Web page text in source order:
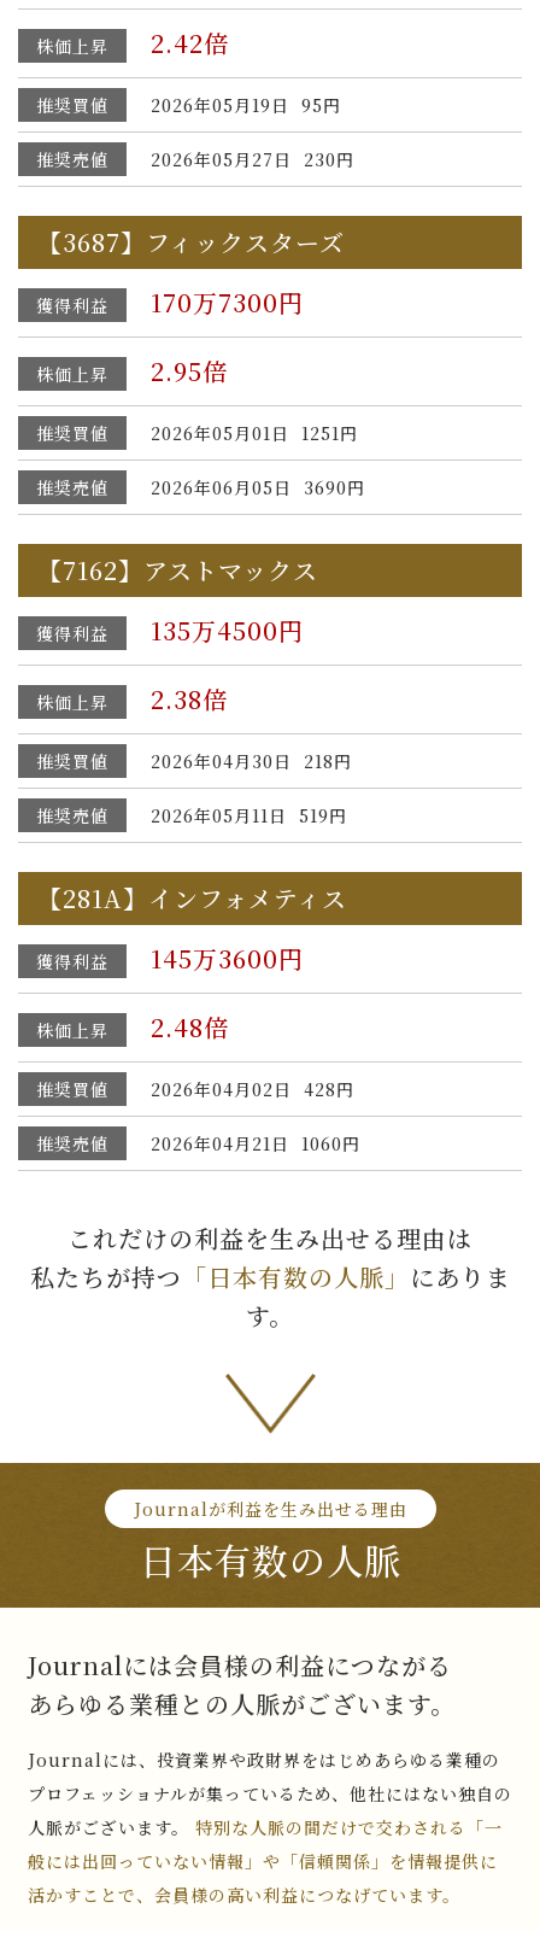
株価上昇 2.42倍
推奨買値 2026年05月19日 95円
推奨売値 2026年05月27日 230円
【3687】フィックスターズ
獲得利益 170万7300円
株価上昇 2.95倍
推奨買値 2026年05月01日 1251円
推奨売値 2026年06月05日 3690円
【7162】アストマックス
獲得利益 135万4500円
株価上昇 2.38倍
推奨買値 2026年04月30日 218円
推奨売値 2026年05月11日 519円
【281A】インフォメティス
獲得利益 145万3600円
株価上昇 2.48倍
推奨買値 2026年04月02日 428円
推奨売値 2026年04月21日 1060円
これだけの利益を生み出せる理由は
私たちが持つ 「日本有数の人脈」 にありま
す。
Journalが利益を生み出せる理由
日本有数の人脈
Journalには会員様の利益につながる
あらゆる業種との人脈がございます。
Journalには、投資業界や政財界をはじめあらゆる業種の
プロフェッショナルが集っているため、他社にはない独自の
人脈がございます。 特別な人脈の間だけで交わされる「一
般には出回っていない情報」や「信頼関係」を情報提供に
活かすことで、会員様の高い利益につなげています。